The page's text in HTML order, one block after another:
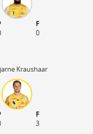
F
0
Kraushaar
F
3